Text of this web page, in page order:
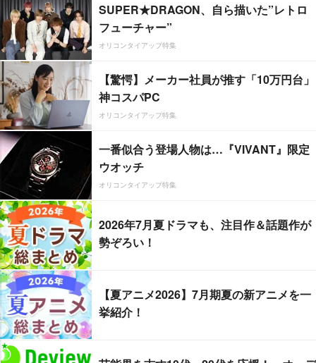
SUPER★DRAGON、自ら描いた”レトロ
フューチャー”
オリコンタイアップ特集
【驚愕】メーカー社員が推す「10万円台」
神コスパPC
オリコンタイアップ特集
一番似合う登場人物は…『VIVANT』限定
ウオッチ
オリコンタイアップ特集
2026年7月夏ドラマも、注目作＆話題作が
勢ぞろい！
【夏アニメ2026】7月期夏の新アニメを一
挙紹介！